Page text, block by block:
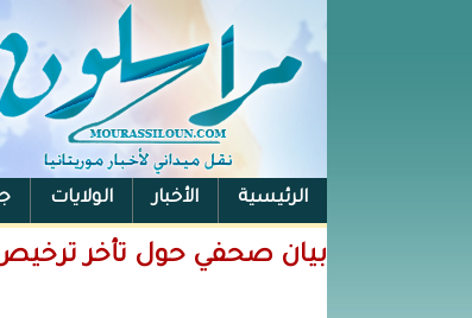
الرئيسية الأخبار الولايات
الفيس بوك
بيان صحفي حول تأخر ترخيص